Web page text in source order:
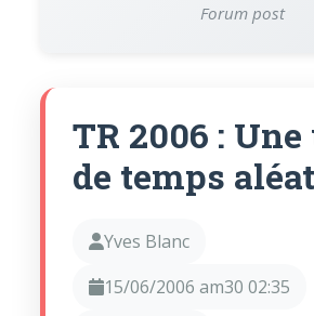
Forum post
TR 2006 :
de temps
Yves Blanc
15/06/2006 am30 02:35